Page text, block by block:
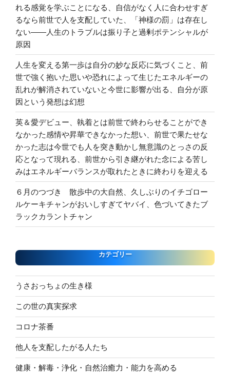
れる感覚を学ぶことになる、自信がなく人に合わせすぎ
るなら前世で人を支配していた、「神様の罰」は存在し
ない――人生のトラブルは振り子と過剰ポテンシャルが
原因
人生を変える第一歩は自分の妙な反応に気づくこと、前
世で強く抱いた思いや恐れによって生じたエネルギーの
乱れが解消されていないと今世に影響が出る、自分が原
因という発想は幻想
英＆愛デビュー、執着とは前世で終わらせることができ
なかった感情や昇華できなかった想い、前世で果たせな
かった志は今世でも人を突き動かし無意識のとっさの反
応となって現れる、前世から引き継がれた念による苦し
みはエネルギーバランスが取れたときに終わりを迎える
６月のつづき 散歩中の大自然、久しぶりのイチゴロー
ルケーキチャンがおいしすぎてヤバイ、色づいてきたブ
ラックカラントチャン
カテゴリー
うさおっちょの生き様
この世の真実探求
コロナ茶番
他人を支配したがる人たち
健康・解毒・浄化・自然治癒力・能力を高める